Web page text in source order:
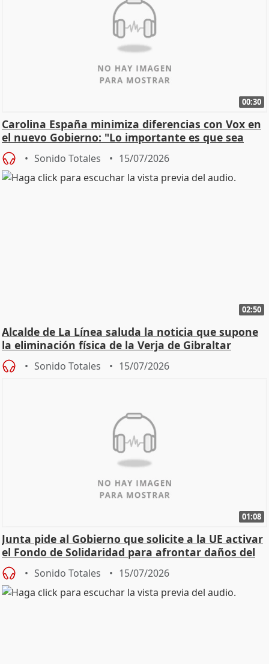
00:30
Carolina España minimiza diferencias con Vox en
el nuevo Gobierno: "Lo importante es que sea
una leg
Sonido Totales 15/07/2026
02:50
Alcalde de La Línea saluda la noticia que supone
la eliminación física de la Verja de Gibraltar
Sonido Totales 15/07/2026
01:08
Junta pide al Gobierno que solicite a la UE activar
el Fondo de Solidaridad para afrontar daños del
Sonido Totales 15/07/2026